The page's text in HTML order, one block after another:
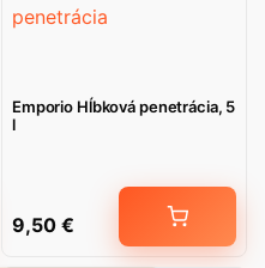
Emporio Hĺbková penetrácia, 5
l
9,50 €